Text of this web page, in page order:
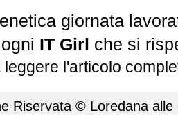
giornata
IT Girl che si
leggere l'articolo
Riservata © Loredana